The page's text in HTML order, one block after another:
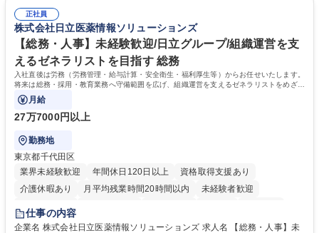
業務をお任せします。残業も基本的には発生せず、ご自身のペースで業務
を進めやすく定着率の高い環境です。 募集職種 東京【経理・総務】週1日
出社程度のリモート中心/残業基本無/独立系ファーム
【働き方について】現在は週4日程度の在宅勤務を実施しており、ワーク
ライフバランスを重視する方に最適な環境です（フルリモートも面接で相
談可）。【求める人物像】幅広いバックオフィス業務に柔軟に対応でき、
社内外と円滑にコミュニケーションを取りながら業務を推進できる方 学
歴・資格 学歴：大学院 大学 高専 短大 専修学校 高校 語学力： 資格：
正社員
株式会社日立医薬情報ソリューションズ
【総務・人事】未経験歓迎/日立グループ/組織運営を支
えるゼネラリストを目指す 総務
入社直後は労務（労務管理・給与計算・安全衛生・福利厚生等）からお任せいたします。
将来は総務・採用・教育業務へ守備範囲を広げ、組織運営を支えるゼネラリストをめざせ
ます。
月給
27万7000円以上
勤務地
東京都千代田区
業界未経験歓迎
年間休日120日以上
資格取得支援あり
介護休暇あり
月平均残業時間20時間以内
未経験者歓迎
住宅手当あり
育休あり
完全週休2日制 交通費支給 土日祝休み 寮・社宅あり
仕事の内容
企業名 株式会社日立医薬情報ソリューションズ 求人名 【総務・人事】未